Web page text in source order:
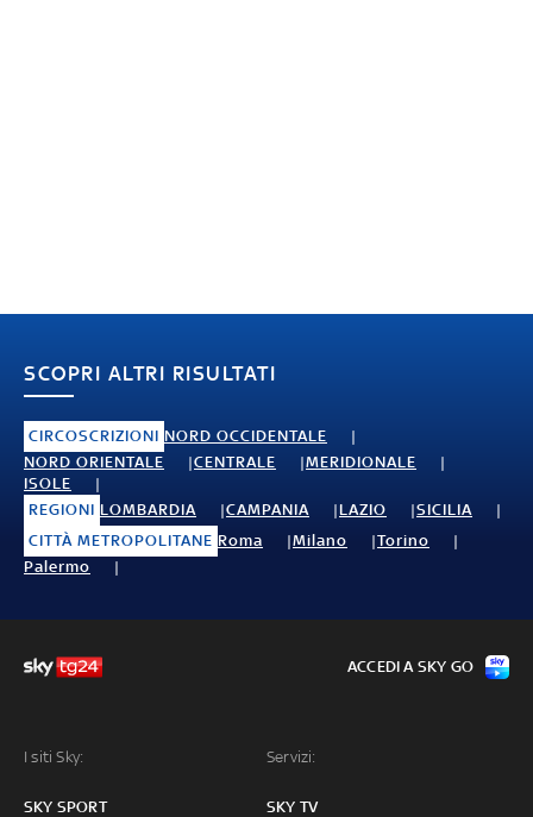
SCOPRI ALTRI RISULTATI
CIRCOSCRIZIONI NORD OCCIDENTALE
NORD ORIENTALE
CENTRALE
MERIDIONALE
ISOLE
REGIONI LOMBARDIA CAMPANIA LAZIO
SICILIA
CITTÀ METROPOLITANE Roma Milano
Torino
Palermo
I siti Sky:
SKY SPORT
Servizi:
SKY TV
ACCEDI A SKY GO